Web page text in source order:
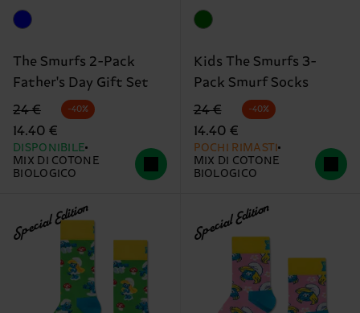
The Smurfs 2-Pack
Father's Day Gift Set
Prezzo di partenza
24 €
prezzo scontato
14.40 €
-40%
DISPONIBILE
MIX DI COTONE
BIOLOGICO
Kids The Smurfs 3-
Pack Smurf Socks
Prezzo di partenza
24 €
prezzo scontato
14.40 €
-40%
POCHI RIMASTI
MIX DI COTONE
BIOLOGICO
Special Edition Special Edition